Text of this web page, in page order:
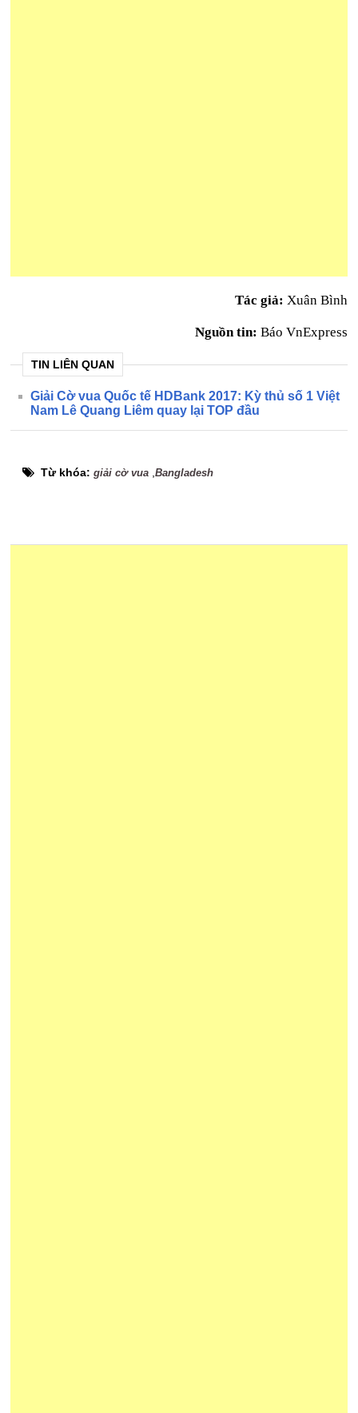
Tác giả: Xuân Bình
Nguồn tin: Báo VnExpress
TIN LIÊN QUAN
Giải Cờ vua Quốc tế HDBank 2017: Kỳ thủ số 1 Việt
Nam Lê Quang Liêm quay lại TOP đầu
Từ khóa:giải cờ vua ,Bangladesh